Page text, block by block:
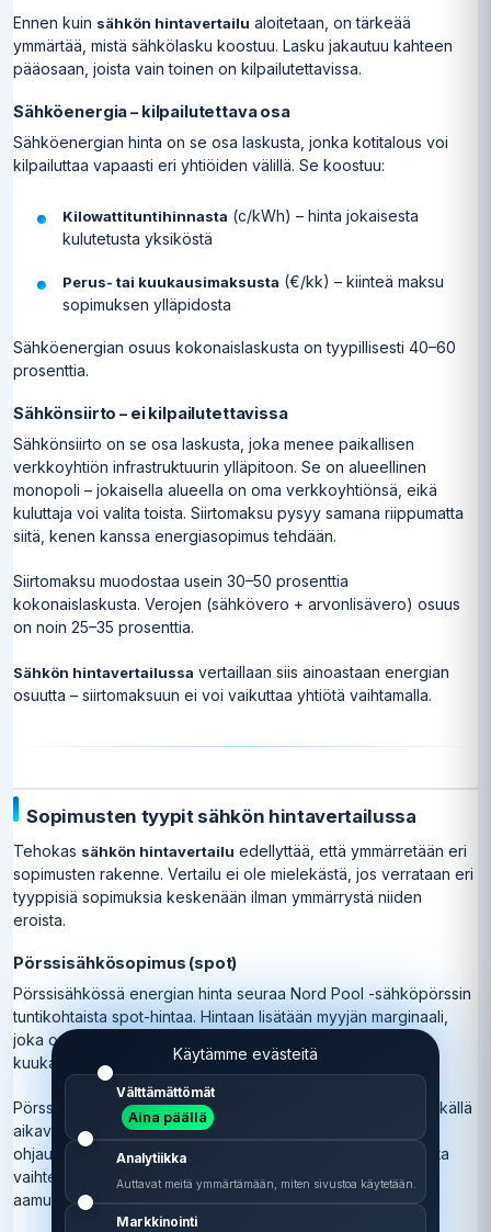
Ennen kuin sähkön hintavertailu aloitetaan, on tärkeää
ymmärtää, mistä sähkölasku koostuu. Lasku jakautuu kahteen
pääosaan, joista vain toinen on kilpailutettavissa.
Sähköenergia – kilpailutettava osa
Sähköenergian hinta on se osa laskusta, jonka kotitalous voi
kilpailuttaa vapaasti eri yhtiöiden välillä. Se koostuu:
Kilowattituntihinnasta (c/kWh) – hinta jokaisesta
kulutetusta yksiköstä
Perus- tai kuukausimaksusta (€/kk) – kiinteä maksu
sopimuksen ylläpidosta
Sähköenergian osuus kokonaislaskusta on tyypillisesti 40–60
prosenttia.
Sähkönsiirto – ei kilpailutettavissa
Sähkönsiirto on se osa laskusta, joka menee paikallisen
verkkoyhtiön infrastruktuurin ylläpitoon. Se on alueellinen
monopoli – jokaisella alueella on oma verkkoyhtiönsä, eikä
kuluttaja voi valita toista. Siirtomaksu pysyy samana riippumatta
siitä, kenen kanssa energiasopimus tehdään.
Siirtomaksu muodostaa usein 30–50 prosenttia
kokonaislaskusta. Verojen (sähkövero + arvonlisävero) osuus
on noin 25–35 prosenttia.
Sähkön hintavertailussa vertaillaan siis ainoastaan energian
osuutta – siirtomaksuun ei voi vaikuttaa yhtiötä vaihtamalla.
Sopimusten tyypit sähkön hintavertailussa
Tehokas sähkön hintavertailu edellyttää, että ymmärretään eri
sopimusten rakenne. Vertailu ei ole mielekästä, jos verrataan eri
tyyppisiä sopimuksia keskenään ilman ymmärrystä niiden
eroista.
Pörssisähkösopimus (spot)
Pörssisähkössä energian hinta seuraa Nord Pool -sähköpörssin
tuntikohtaista spot-hintaa. Hintaan lisätään myyjän marginaali,
joka on tyypillisesti 0,20–0,60 c/kWh, sekä mahdollinen
kuukausimaksu.
Pörssisähkö on tilastollisesti ollut edullisin sopimustyyppi pitkällä
aikavälillä, mutta se vaatii joko aktiivisuutta tai älykkäitä
ohjauslaitteita täyden hyödyn saamiseksi. Pörssisähkön hinta
vaihtelee tunneittain – halvimmillaan yöllä, kalleimmillaan
aamuruuhkan aikaan talvipakkasilla.
Käytämme evästeitä
Välttämättömät
Aina päällä
Analytiikka
Auttavat meitä ymmärtämään, miten sivustoa käytetään.
Markkinointi